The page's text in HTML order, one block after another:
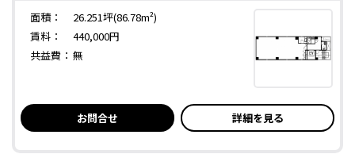
面積：
26.251坪(86.78m²)
賃料：
440,000円
共益費： 無
お問合せ 詳細を見る